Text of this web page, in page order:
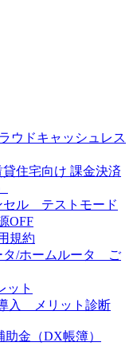
ウドキャッシュレス
住宅向け 課金決済
セル テストモード
OFF
規約
タ/ホームルータ ご
ット
入 メリット診断
金（DX帳簿）